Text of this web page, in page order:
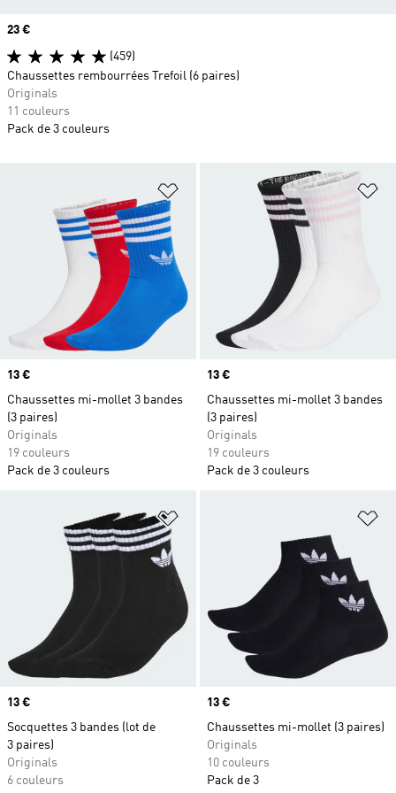
Ajouter à la Liste de produits
Prix
13 €
Chaussettes mi-mollet 3 bandes
(3 paires)
Originals
19 couleurs
Pack de 3 couleurs
Prix
13 €
Chaussettes mi-mollet 3 bandes
(3 paires)
Originals
19 couleurs
Pack de 3 couleurs
Ajouter à la Liste de produits
Prix
13 €
Socquettes 3 bandes (lot de
3 paires)
Originals
6 couleurs
Prix
13 €
Chaussettes mi-mollet (3 paires)
Originals
10 couleurs
Pack de 3
Prix
23 €
(459)
Chaussettes rembourrées Trefoil (6 paires)
Originals
11 couleurs
Pack de 3 couleurs